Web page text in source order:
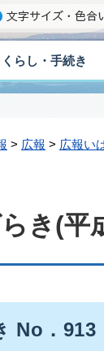
くらし・手続き
> 広報 > 広報い
き(平
No．913